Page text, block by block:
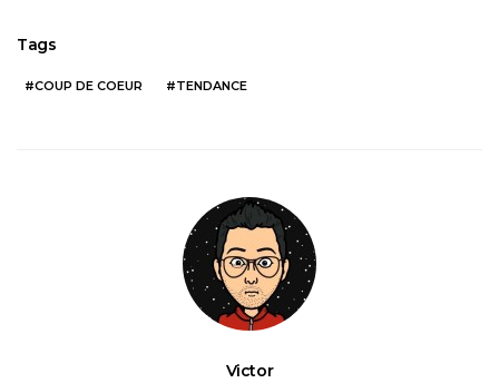
Tags
COUP DE COEUR TENDANCE
Victor